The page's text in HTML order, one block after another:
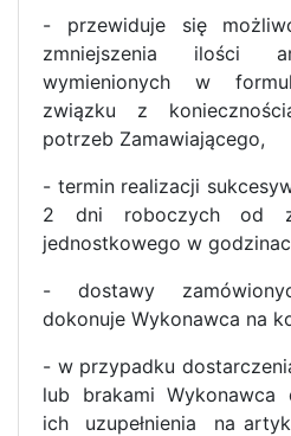
- przewiduje się
zmniejszenia ilości
wymienionych w
związku z
potrzeb Zamawiającego,
- termin realizacji
2 dni roboczych od
jednostkowego w
- dostawy
dokonuje Wykonawca na
- w przypadku
lub brakami Wykonawca
ich uzupełnienia na